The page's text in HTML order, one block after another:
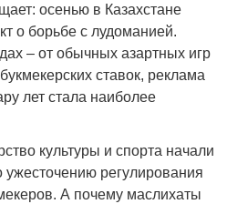
осенью в Казахстане
о борьбе с лудоманией.
– от обычных азартных игр
ставок, реклама
лет стала наиболее
культуры и спорта начали
ужесточению регулирования
А почему маслихаты